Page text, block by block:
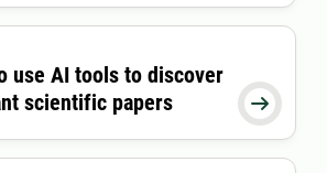
till2026-09-15 13:00:00 
use AI tools to discover
scientific papers